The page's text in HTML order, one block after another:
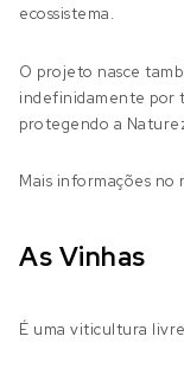
ecossistema.
O projeto nasce
indefinidamente por
protegendo a
Mais informações no
As Vinhas
É uma viticultura